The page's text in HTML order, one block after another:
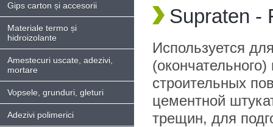
Gips carton și accesorii
Materiale termo și
hidroizolante
Amestecuri uscate, adezivi,
mortare
Vopsele, grunduri, gleturi
Adezivi polimerici
Supraten -
Используется
строительных
цементной
трещин, для